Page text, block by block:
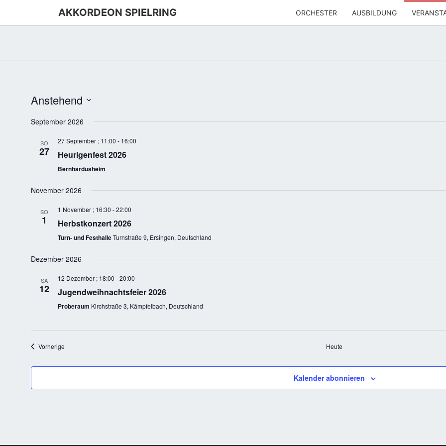
AKKORDEON SPIELRING ORCHESTER AUSBILDUNG
Anstehend
September 2026
SO
27
27 September ; 11:00 - 16:00
Heurigenfest 2026
Bernhardusheim
November 2026
SO
1
1 November ; 16:30 -22:00
Herbstkonzert 2026
Turn- und FesthalleTurnstraße 9, Ersingen, Deutschland
Dezember 2026
SA
12
12 Dezember ; 18:00 -20:00
Jugendweihnachtsfeier 2026
Proberaum Kirchstraße 3, Kämpfelbach, Deutschland
VorherigeVeranstaltungen Heute
Kalender abonnieren